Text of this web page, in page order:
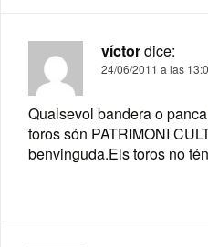
víctordice:
24/06/2011 a las
Qualsevol bandera o
toros són PATRIMONI
benvinguda.Els toros no